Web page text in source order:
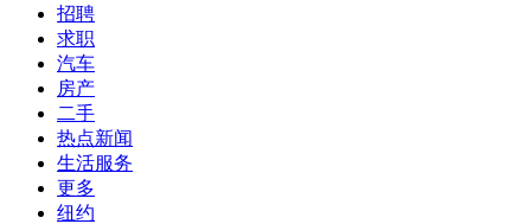
招聘
求职
汽车
房产
二手
热点新闻
生活服务
更多
纽约